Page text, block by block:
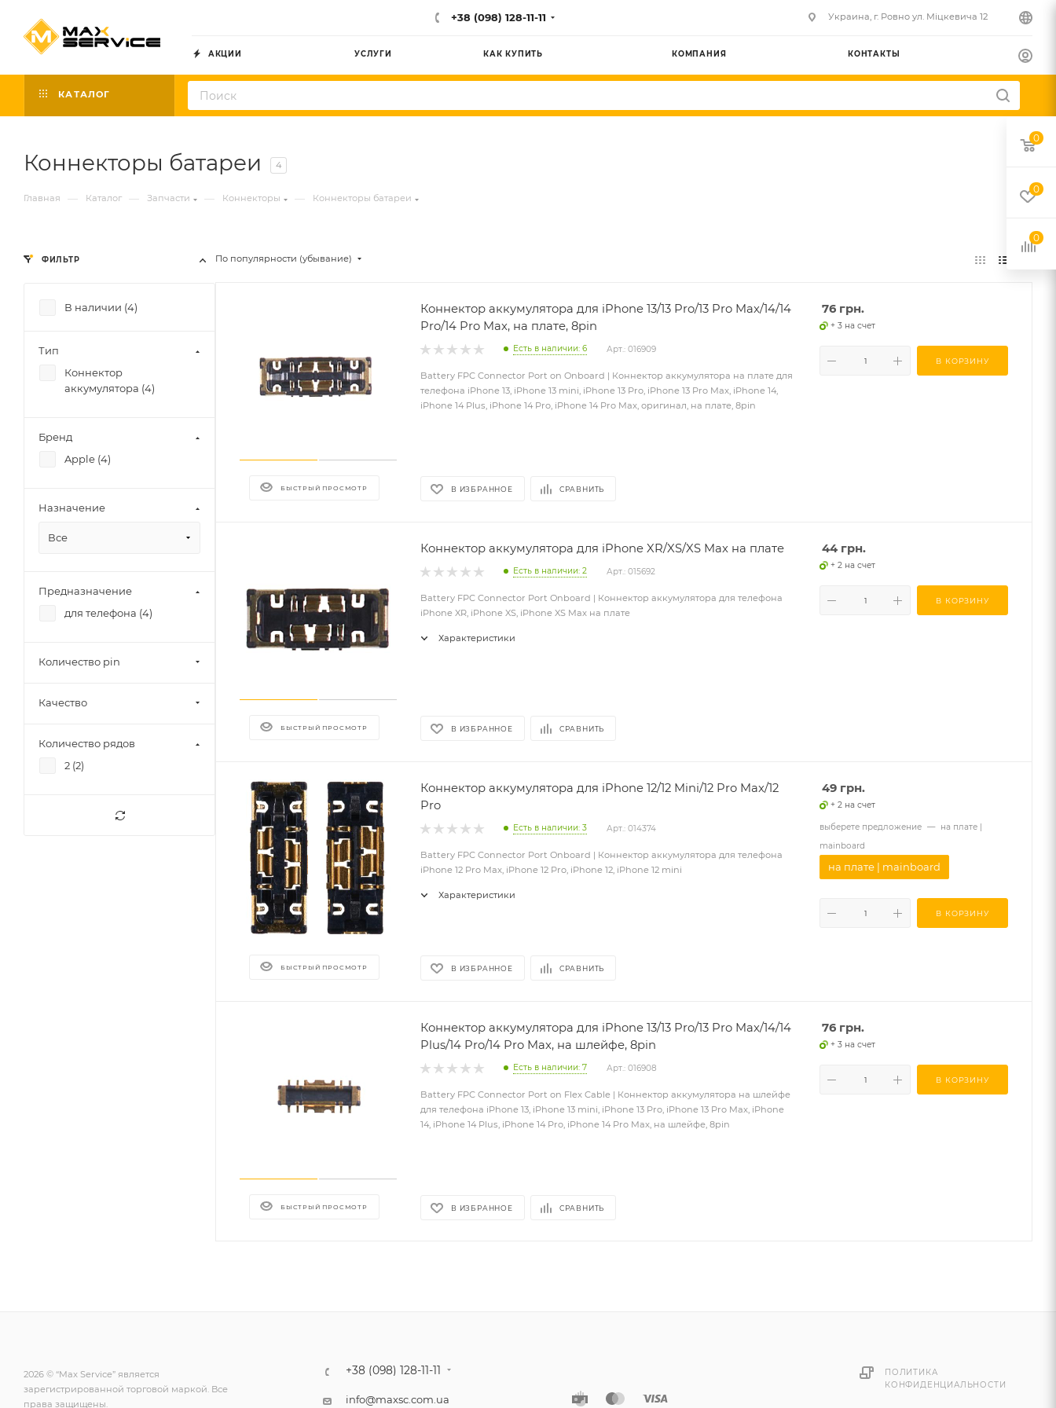
+38 (098) 128-11-11 Украина, г. Ровно ул. Міцкевича 12
АКЦИИ УСЛУГИ КАК КУПИТЬ КОМПАНИЯ КОНТАКТЫ
КАТАЛОГ
Коннекторы батареи 4
Главная — Каталог — Запчасти — Коннекторы — Коннекторы батареи
По популярности (убывание)
БЫСТРЫЙ ПРОСМОТР
Коннектор аккумулятора для iPhone 13/13 Pro/13 Pro Max/14/14
Pro/14 Pro Max, на плате, 8pin
Есть в наличии: 6 Арт.: 016909
Battery FPC Connector Port on Onboard | Коннектор аккумулятора на плате для
телефона iPhone 13, iPhone 13 mini, iPhone 13 Pro, iPhone 13 Pro Max, iPhone 14,
iPhone 14 Plus, iPhone 14 Pro, iPhone 14 Pro Max, оригинал, на плате, 8pin
В ИЗБРАННОЕ СРАВНИТЬ
76 грн.
+ 3 на счет
В КОРЗИНУ
БЫСТРЫЙ ПРОСМОТР
Коннектор аккумулятора для iPhone XR/XS/XS Max на плате
Есть в наличии: 2 Арт.: 015692
Battery FPC Connector Port Onboard | Коннектор аккумулятора для телефона
iPhone XR, iPhone XS, iPhone XS Max на плате
Характеристики
В ИЗБРАННОЕ СРАВНИТЬ
44 грн.
+ 2 на счет
В КОРЗИНУ
БЫСТРЫЙ ПРОСМОТР
Коннектор аккумулятора для iPhone 12/12 Mini/12 Pro Max/12
Pro
Есть в наличии: 3 Арт.: 014374
Battery FPC Connector Port Onboard | Коннектор аккумулятора для телефона
iPhone 12 Pro Max, iPhone 12 Pro, iPhone 12, iPhone 12 mini
Характеристики
В ИЗБРАННОЕ СРАВНИТЬ
49 грн.
+ 2 на счет
выберете предложение —
на плате |
mainboard
на плате | mainboard
В КОРЗИНУ
БЫСТРЫЙ ПРОСМОТР
Коннектор аккумулятора для iPhone 13/13 Pro/13 Pro Max/14/14
Plus/14 Pro/14 Pro Max, на шлейфе, 8pin
Есть в наличии: 7 Арт.: 016908
Battery FPC Connector Port on Flex Cable | Коннектор аккумулятора на шлейфе
для телефона iPhone 13, iPhone 13 mini, iPhone 13 Pro, iPhone 13 Pro Max, iPhone
14, iPhone 14 Plus, iPhone 14 Pro, iPhone 14 Pro Max, на шлейфе, 8pin
В ИЗБРАННОЕ СРАВНИТЬ
76 грн.
+ 3 на счет
В КОРЗИНУ
ФИЛЬТР
В наличии (4)
Тип
Коннектор
аккумулятора (4)
Бренд
Apple (4)
Назначение
Все
Предназначение
для телефона (4)
Количество pin
Качество
Количество рядов
2 (2)
2026 © “Max Service” является
зарегистрированной торговой маркой. Все
права защищены.
+38 (098) 128-11-11
info@maxsc.com.ua
ПОЛИТИКА
КОНФИДЕНЦИАЛЬНОСТИ
0
0
0